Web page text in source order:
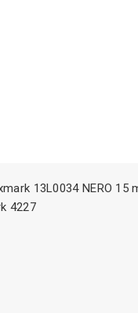
13L0034 NERO 15
4227